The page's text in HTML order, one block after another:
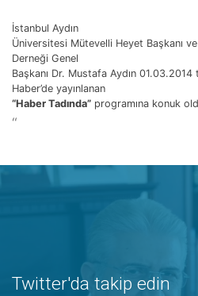
İstanbul Aydın
Üniversitesi Mütevelli Heyet Başkanı
Derneği Genel
Başkanı Dr. Mustafa Aydın 01.03.2014
Haber’de yayınlanan
“Haber Tadında” programına konuk
“
Twitter'da takip edin